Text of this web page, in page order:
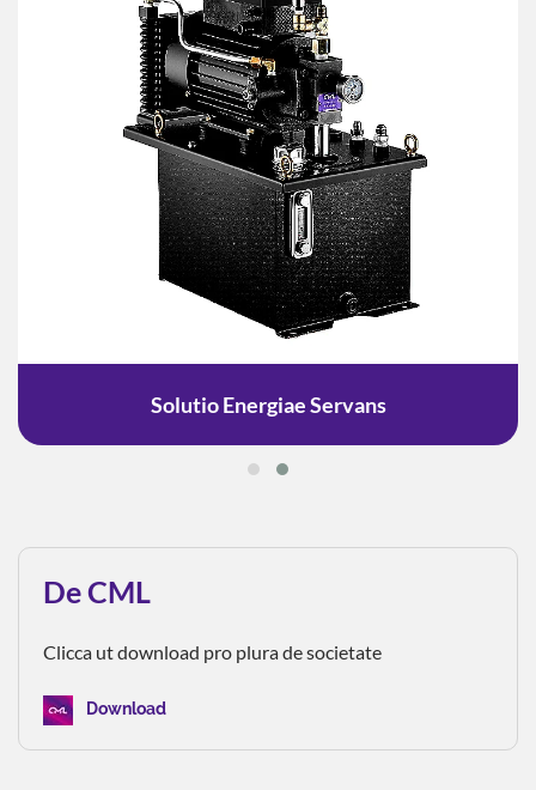
Solutio Energiae Servans
De CML
Clicca ut download pro plura de societate
Download